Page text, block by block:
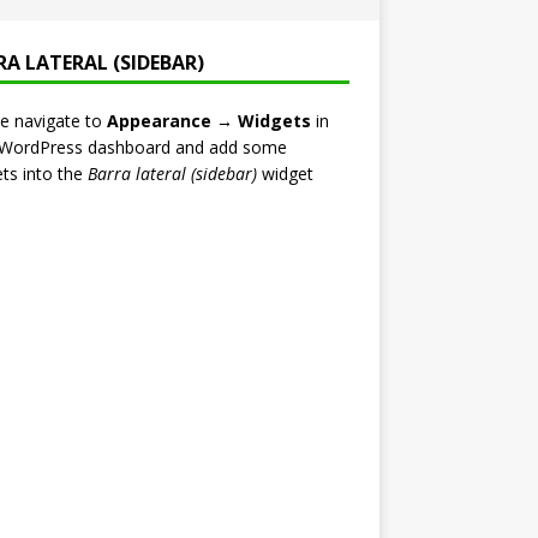
LATERAL (SIDEBAR)
navigate to Appearance → Widgets in
dashboard and add some
into the Barra lateral (sidebar)widget